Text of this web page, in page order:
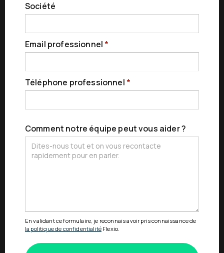
Société
Email professionnel *
Téléphone professionnel *
Comment notre équipe peut vous aider ?
En validant ce formulaire, je reconnais avoir pris connaissance de
la politique de confidentialitéFlexio.